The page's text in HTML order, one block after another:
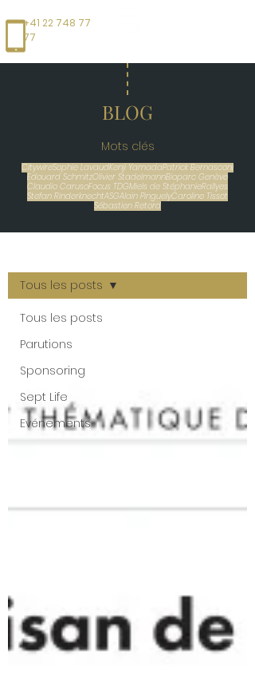
+41 22 748 77
77
BLOG
Mots clés
CitywireSophie LavaudKenji YamadaPatrick Bernasconi
Edouard SchmitzOlivier StadelmannBioparc Genève
Claudio CarusoFocus TDGMiels de StéphanieRallyes
Stefan RinderknechtASGAlain PinguelyCaroline Tissot
Sébastien Retord
Tous les posts
Parutions
Sponsoring
Sept Life
Evénements
Tous les posts